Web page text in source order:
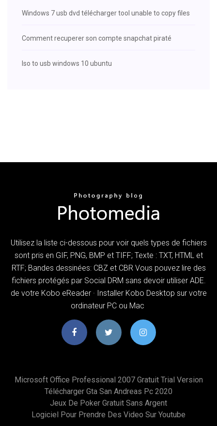
Windows 7 usb dvd télécharger tool unable to copy files
Comment recuperer son compte snapchat piraté
Iso to usb windows 10 ubuntu
Utilisez la liste ci-dessous pour voir quels types de fichiers
sont pris en GIF, PNG, BMP et TIFF; Texte : TXT, HTML et
RTF; Bandes dessinées: CBZ et CBR Vous pouvez lire des
fichiers protégés par Social DRM sans devoir utiliser ADE.
de votre Kobo eReader · Installer Kobo Desktop sur votre
ordinateur PC ou Mac
Microsoft Office Professional 2007 Gratuit Trial Version
Télécharger Gta San Andreas Pc 2020
Jeux De Poker Gratuit Sans Argent
Logiciel Pour Prendre Des Video Sur Youtube